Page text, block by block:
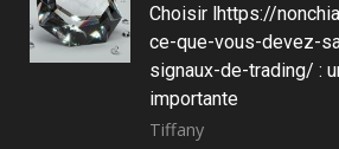
Choisir lhttps://
ce-que-vous-devez-
signaux-de-trading/ :
importante
Tiffany